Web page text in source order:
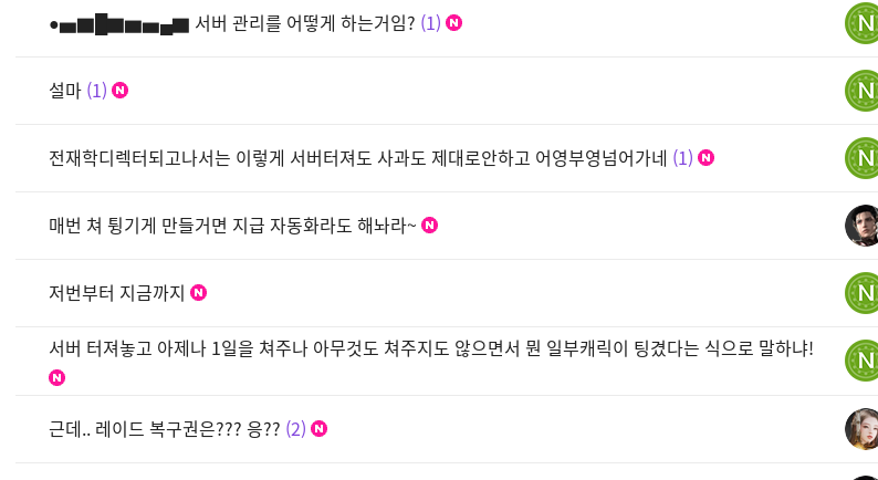
●▅▇█▇▆▅▄▇ 서버 관리를 어떻게 하는거임? 1
설마 1
전재학디렉터되고나서는 이렇게 서버터져도 사과도 제대로안하고 어영부영넘어가네 1
매번 쳐 튕기게 만들거면 지급 자동화라도 해놔라~
저번부터 지금까지
서버 터져놓고 아제나 1일을 쳐주나 아무것도 쳐주지도 않으면서 뭔 일부캐릭이 팅겼다는 식으로 말하냐!
근데.. 레이드 복구권은??? 응?? 2